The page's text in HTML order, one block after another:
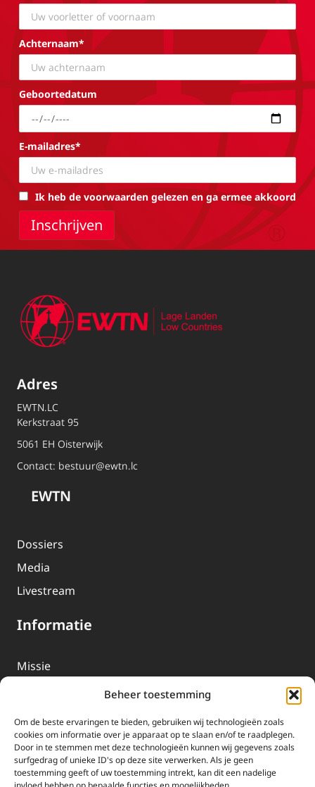
Beheer toestemming
Om de beste ervaringen te bieden, gebruiken wij technologieën zoals
cookies om informatie over je apparaat op te slaan en/of te raadplegen.
Door in te stemmen met deze technologieën kunnen wij gegevens zoals
surfgedrag of unieke ID's op deze site verwerken. Als je geen
toestemming geeft of uw toestemming intrekt, kan dit een nadelige
Achternaam*
Geboortedatum
E-mailadres*
Ik heb de voorwaarden gelezen en ga ermee akkoord
Adres
EWTN.LC
Kerkstraat 95
5061 EH Oisterwijk
Contact: bestuur@ewtn.lc
EWTN
Dossiers
Media
Livestream
Informatie
Missie
EWTN-Team
Organisatiegegevens